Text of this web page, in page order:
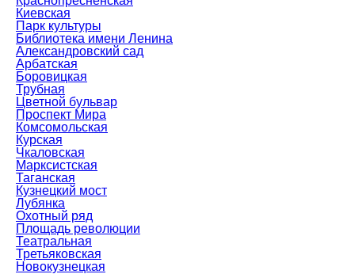
Киевская
Парк культуры
Библиотека имени Ленина
Александровский сад
Арбатская
Боровицкая
Трубная
Цветной бульвар
Проспект Мира
Комсомольская
Курская
Чкаловская
Марксистская
Таганская
Кузнецкий мост
Лубянка
Охотный ряд
Площадь революции
Театральная
Третьяковская
Новокузнецкая